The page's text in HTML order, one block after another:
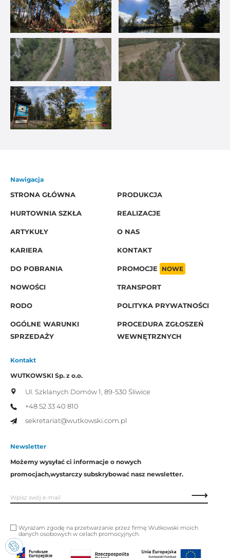
Nawigacja
STRONA GŁÓWNA
PRODUKCJA
HURTOWNIA SZKŁA REALIZACJE
ARTYKUŁY O NAS
KARIERA KONTAKT
DO POBRANIA PROMOCJE NOWE
NOWOŚCI TRANSPORT
RODO POLITYKA PRYWATNOŚCI
OGÓLNE WARUNKI
SPRZEDAŻY
PROCEDURA ZGŁOSZEŃ
WEWNĘTRZNYCH
Kontakt
WUTKOWSKI Sp. z o.o.
Ul. Szklanych Domów 1, 89-530 Śliwice
+48 52 33 40 810
sekretariat@wutkowski.com.pl
Newsletter
Możemy wysyłać ci informacje o nowych
promocjach,wystarczy subskrybować nasz newsletter.
Wyrażam zgodę na przetwarzanie przez firmę Wutkowski moich
danych osobowych w celach promocyjnych.